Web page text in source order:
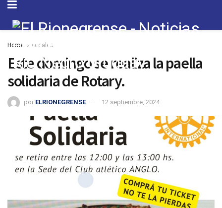
Home Locales
Este domingo se realiza la paella
solidaria de Rotary.
por ELRIONEGRENSE 12 septiembre, 2024